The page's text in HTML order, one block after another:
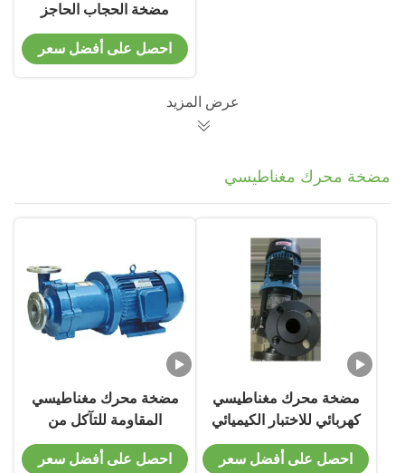
مضخة الحجاب الحاجز
الكهربائية الضغط
المنخفض 30M الرأس
احصل على أفضل سعر
عرض المزيد
مضخة محرك مغناطيسي
مضخة محرك مغناطيسي
كهربائي للاختبار الكيميائي
والضغط المنخفض
احصل على أفضل سعر
مضخة محرك مغناطيسي
المقاومة للتآكل من
الفولاذ المقاوم للصدأ مع
السرعة القصوى من
احصل على أفضل سعر